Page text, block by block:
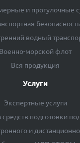
и прогулочные
безопасность
водный
Военно-морской флот
Вся продукция
Услуги
Экспертные услуги
средств подготовки
и